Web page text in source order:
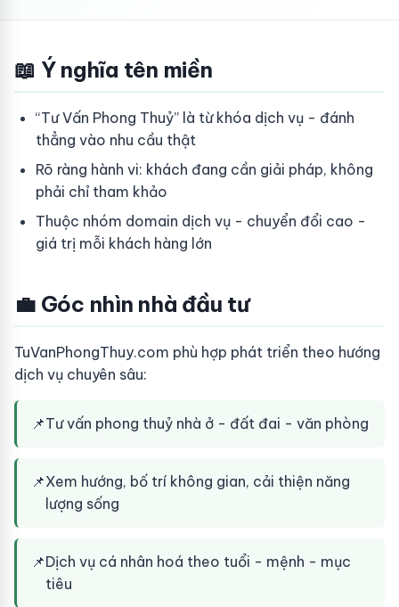
📖 Ý nghĩa tên miền
“Tư Vấn Phong Thuỷ” là từ khóa dịch vụ - đánh
thẳng vào nhu cầu thật
Rõ ràng hành vi: khách đang cần giải pháp, không
phải chỉ tham khảo
Thuộc nhóm domain dịch vụ - chuyển đổi cao -
giá trị mỗi khách hàng lớn
💼 Góc nhìn nhà đầu tư
TuVanPhongThuy.com phù hợp phát triển theo hướng
dịch vụ chuyên sâu:
📌Tư vấn phong thuỷ nhà ở - đất đai - văn phòng
📌Xem hướng, bố trí không gian, cải thiện năng
lượng sống
📌Dịch vụ cá nhân hoá theo tuổi - mệnh - mục
tiêu